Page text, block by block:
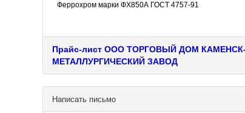
Феррохром марки ФХ850А ГОСТ 4757-91
Прайс-лист ООО ТОРГОВЫЙ ДОМ
МЕТАЛЛУРГИЧЕСКИЙ ЗАВОД
Написать письмо